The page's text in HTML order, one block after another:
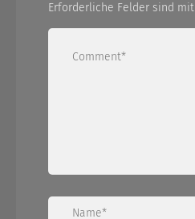
Erforderliche Felder sind mit